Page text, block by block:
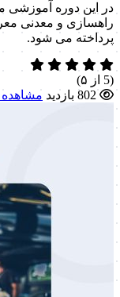
در این دوره آموزشی
راهسازی و معدنی
پرداخته می شود.
(5 از ۵)
802 بازدید
مشاهده